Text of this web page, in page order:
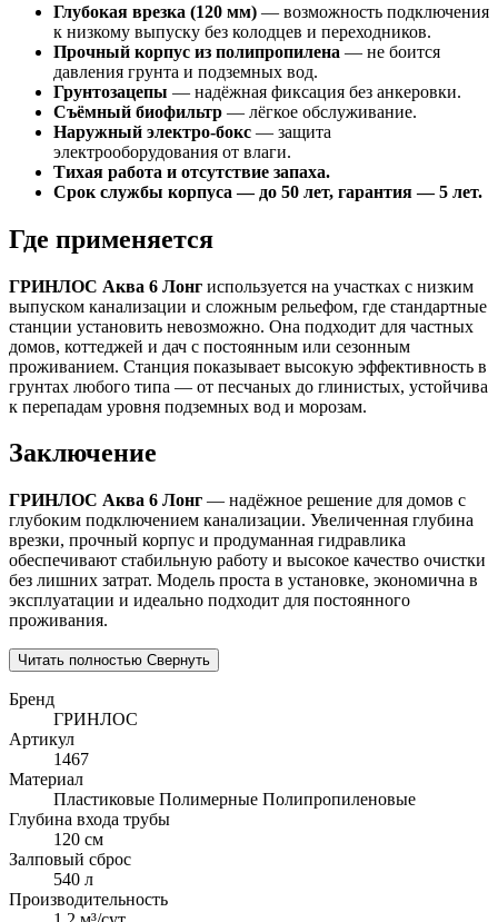
Глубокая врезка (120 мм) — возможность подключения
к низкому выпуску без колодцев и переходников.
Прочный корпус из полипропилена — не боится
давления грунта и подземных вод.
Грунтозацепы — надёжная фиксация без анкеровки.
Съёмный биофильтр — лёгкое обслуживание.
Наружный электро-бокс — защита
электрооборудования от влаги.
Тихая работа и отсутствие запаха.
Срок службы корпуса — до 50 лет, гарантия — 5 лет.
Где применяется
ГРИНЛОС Аква 6 Лонг используется на участках с низким
выпуском канализации и сложным рельефом, где стандартные
станции установить невозможно. Она подходит для частных
домов, коттеджей и дач с постоянным или сезонным
проживанием. Станция показывает высокую эффективность в
грунтах любого типа — от песчаных до глинистых, устойчива
к перепадам уровня подземных вод и морозам.
Заключение
ГРИНЛОС Аква 6 Лонг — надёжное решение для домов с
глубоким подключением канализации. Увеличенная глубина
врезки, прочный корпус и продуманная гидравлика
обеспечивают стабильную работу и высокое качество очистки
без лишних затрат. Модель проста в установке, экономична в
эксплуатации и идеально подходит для постоянного
проживания.
Читать полностью Свернуть
Бренд
ГРИНЛОС
Артикул
1467
Материал
Пластиковые Полимерные Полипропиленовые
Глубина входа трубы
120 см
Залповый сброс
540 л
Производительность